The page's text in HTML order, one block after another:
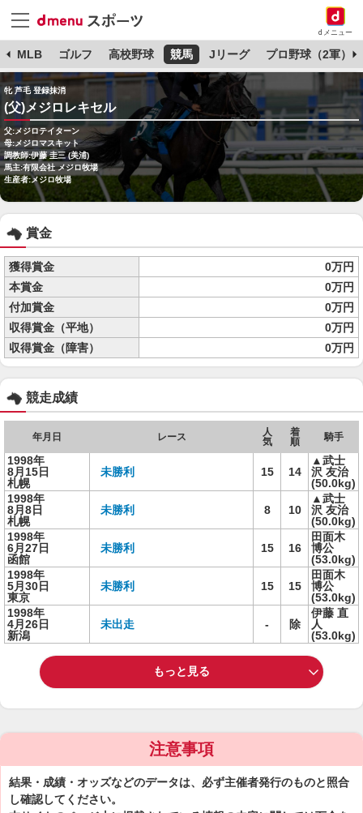
dメニュー
MLB ゴルフ 高校野球 競馬 Jリーグ プロ野球（2軍）
牝 芦毛 登録抹消
(父)メジロレキセル
父:メジロテイターン
母:メジロマスキット
調教師:伊藤 圭三 (美浦)
馬主:有限会社 メジロ牧場
生産者:メジロ牧場
賞金
獲得賞金
0万円
本賞金
0万円
付加賞金
0万円
収得賞金（平地）
0万円
収得賞金（障害）
0万円
競走成績
年月日 レース
人
気
着
順
騎手
1998年
8月15日
札幌
未勝利 15 14
▲武士
沢 友治
(50.0kg)
1998年
8月8日
札幌
未勝利 8 10
▲武士
沢 友治
(50.0kg)
1998年
6月27日
函館
未勝利 15 16
田面木
博公
(53.0kg)
1998年
5月30日
東京
未勝利 15 15
田面木
博公
(53.0kg)
1998年
4月26日
新潟
未出走 - 除
伊藤 直
人
(53.0kg)
もっと見る
注意事項
結果・成績・オッズなどのデータは、必ず主催者発行のものと照合
し確認してください。